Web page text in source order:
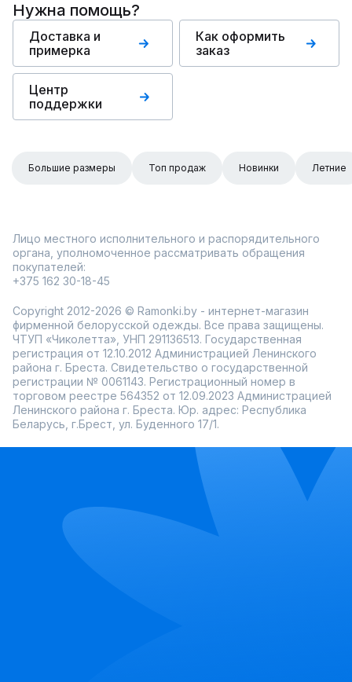
Нужна помощь?
Доставка и
примерка
Как оформить
заказ
Центр
поддержки
Большие размеры Топ продаж Новинки Летние
Лицо местного исполнительного и распорядительного
органа, уполномоченное рассматривать обращения
покупателей:
+375 162 30-18-45
Copyright 2012-2026 © Ramonki.by - интернет-магазин
фирменной белорусской одежды. Все права защищены.
ЧТУП «Чиколетта», УНП 291136513. Государственная
регистрация от 12.10.2012 Администрацией Ленинского
района г. Бреста. Свидетельство о государственной
регистрации № 0061143. Регистрационный номер в
торговом реестре 564352 от 12.09.2023 Администрацией
Ленинского района г. Бреста. Юр. адрес: Республика
Беларусь, г.Брест, ул. Буденного 17/1.